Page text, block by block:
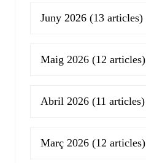
Juny 2026 (13 articles)
Maig 2026 (12 articles)
Abril 2026 (11 articles)
Març 2026 (12 articles)